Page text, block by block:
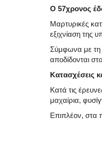
Ο 57χρονος
Μαρτυρικές
εξιχνίαση της
Σύμφωνα με τη
αποδίδονται
Κατασχέσεις
Κατά τις
μαχαίρια,
Επιπλέον, στα